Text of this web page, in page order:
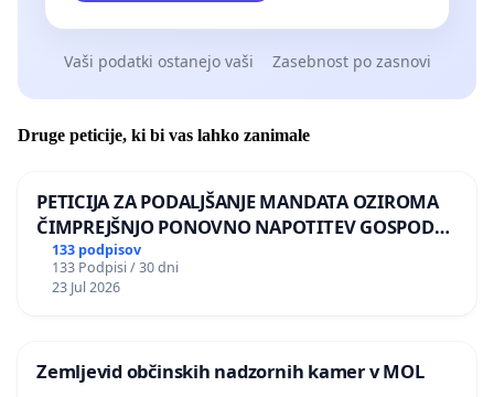
Vaši podatki ostanejo vaši Zasebnost po zasnovi
Druge peticije, ki bi vas lahko zanimale
PETICIJA ZA PODALJŠANJE MANDATA OZIROMA
ČIMPREJŠNJO PONOVNO NAPOTITEV GOSPODA
BERNARDA ŠRAJNERJA NA VELEPOSLANIŠTVO
REPUBLIKE SLOVENIJE V MOSKVI
133 podpisov
133 Podpisi / 30 dni
23 Jul 2026
Zemljevid občinskih nadzornih kamer v MOL